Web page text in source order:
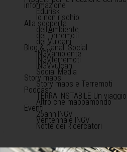
informazione
Edurisk
Io non rischio
Alla scoperta
dell'Ambiente
dei Terremoti
dei Vulcani
Blog & Canali Social
INGVambiente
INGVterremoti
INGVvulcani
Social Media
Story maps
Story maps e Terremoti
Podcast
TERRA INSTABILE Un
Altro che mappamondo
Eventi
25anniINGV
Ventennale INGV
Notte dei Ricercatori